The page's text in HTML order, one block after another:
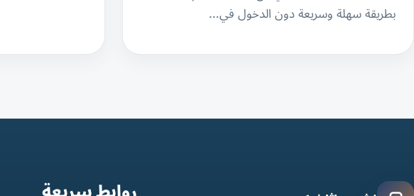
بطريقة سهلة وسريعة دون الدخول في…
روابط سريعة